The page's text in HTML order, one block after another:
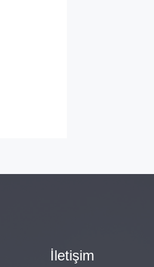
İletişim